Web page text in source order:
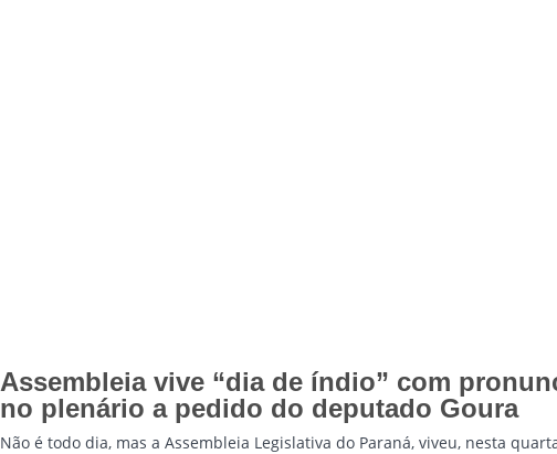
Assembleia vive “dia de índio” com
no plenário a pedido do deputado Goura
Não é todo dia, mas a Assembleia Legislativa do Paraná, viveu, nesta